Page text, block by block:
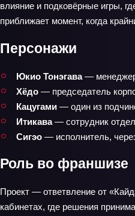
влияние и подковёрные игры,
приближает момент, когда
Персонажи
Юкио Тонэгава— менеджер
Хёдо — председатель
Кацугами — один из
Итикава— сотрудник
Сигэо — исполнитель,
Роль во франшизе
Проект — ответвление от
кабинетах, где решения